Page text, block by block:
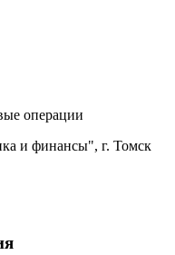
операции
и финансы", г. Томск